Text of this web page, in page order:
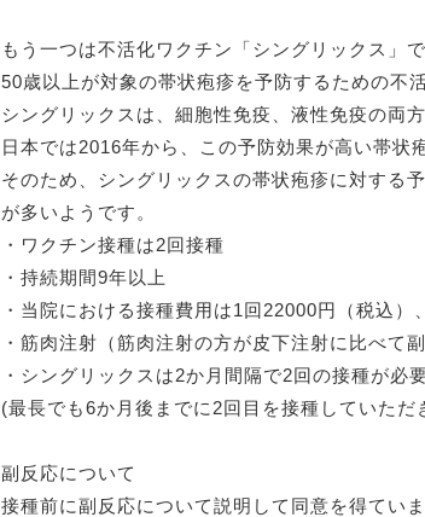
もう一つは不活化ワクチン「シングリックス」で
50歳以上が対象の帯状疱疹を予防するための不
シングリックスは、細胞性免疫、液性免疫の両
日本では2016年から、この予防効果が高い帯状
そのため、シングリックスの帯状疱疹に対する
が多いようです。
・ワクチン接種は2回接種
・持続期間9年以上
・当院における接種費用は1回22000円（税込）
・筋肉注射（筋肉注射の方が皮下注射に比べて
・シングリックスは2か月間隔で2回の接種が必要
(最長でも6か月後までに2回目を接種していた
副反応について
接種前に副反応について説明して同意を得ていま